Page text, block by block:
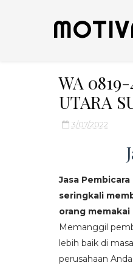
WA
UTARA
3/07/2022
Jasa
seringkali
orang
Memanggil
lebih baik di
perusahaan Anda.